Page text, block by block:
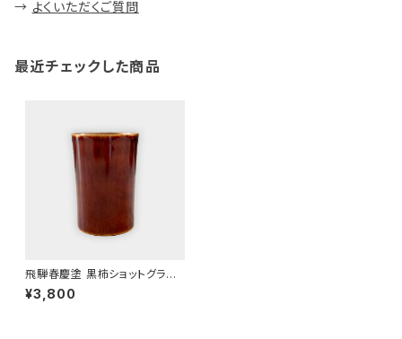
→ よくいただくご質問
最近チェックした商品
飛騨春慶塗 黒柿ショットグラス
（ストレート）
¥3,800